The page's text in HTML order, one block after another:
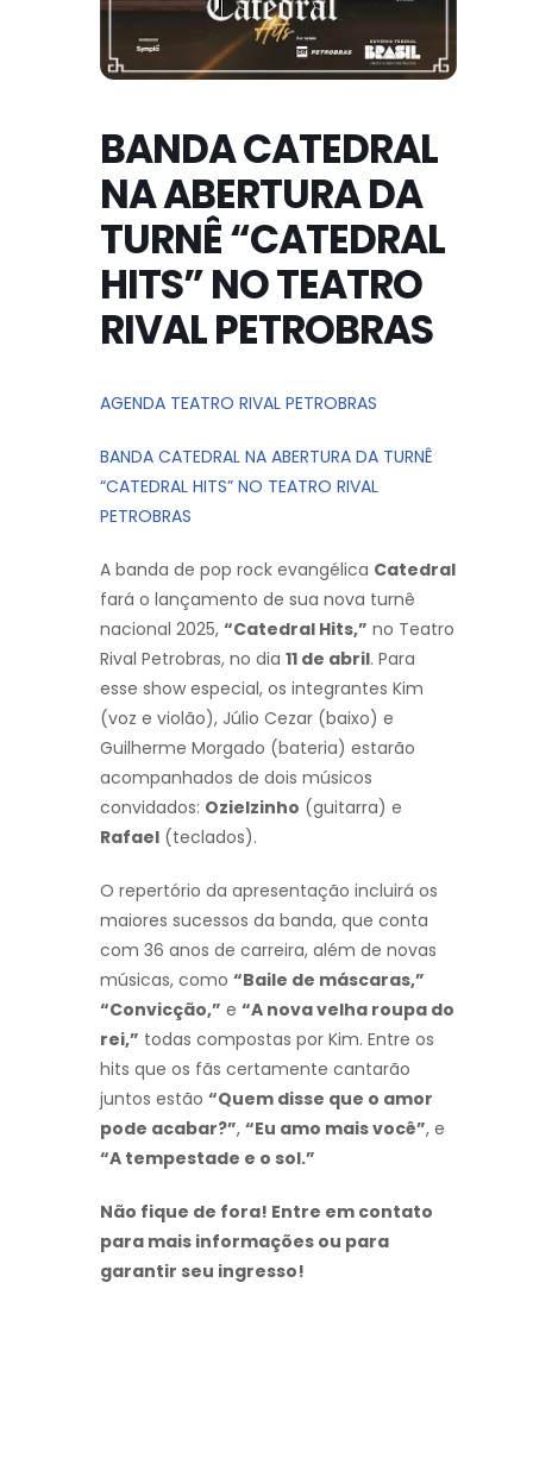
BANDA CATEDRAL
NA ABERTURA DA
TURNÊ “CATEDRAL
HITS” NO TEATRO
RIVAL PETROBRAS
AGENDA TEATRO RIVAL PETROBRAS
BANDA CATEDRAL NA ABERTURA DA TURNÊ
“CATEDRAL HITS” NO TEATRO RIVAL
PETROBRAS
A banda de pop rock evangélica Catedral
fará o lançamento de sua nova turnê
nacional 2025, “Catedral Hits,” no Teatro
Rival Petrobras, no dia 11 de abril. Para
esse show especial, os integrantes Kim
(voz e violão), Júlio Cezar (baixo) e
Guilherme Morgado (bateria) estarão
acompanhados de dois músicos
convidados: Ozielzinho (guitarra) e
Rafael (teclados).
O repertório da apresentação incluirá os
maiores sucessos da banda, que conta
com 36 anos de carreira, além de novas
músicas, como “Baile de máscaras,”
“Convicção,” e “A nova velha roupa do
rei,” todas compostas por Kim. Entre os
hits que os fãs certamente cantarão
juntos estão “Quem disse que o amor
pode acabar?”, “Eu amo mais você”, e
“A tempestade e o sol.”
Não fique de fora! Entre em contato
para mais informações ou para
garantir seu ingresso!